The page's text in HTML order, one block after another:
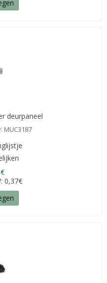
deurpaneel
MUC3187
0,37€